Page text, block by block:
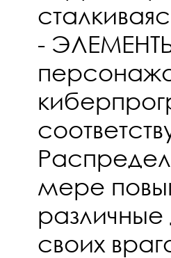
-
мере
различные
своих